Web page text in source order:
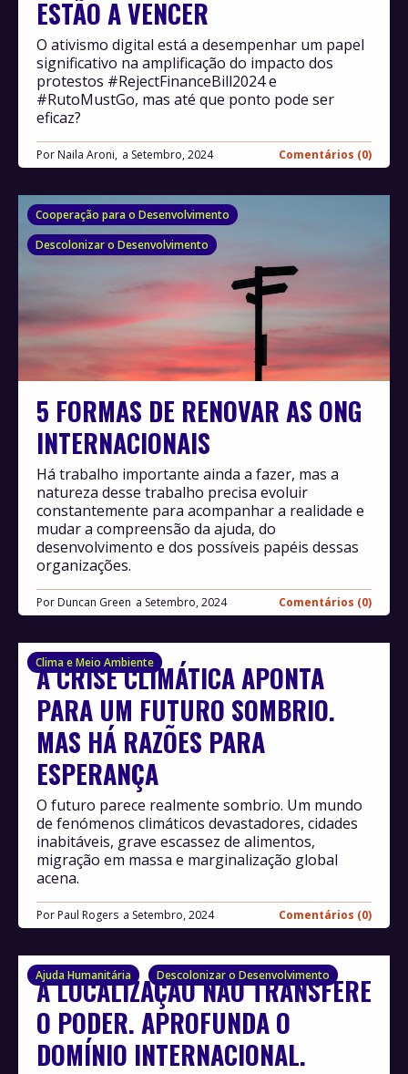
ESTÃO A VENCER
Por Naila Aroni, Setembro, 2024 Comentários (0)
O ativismo digital está a desempenhar um papel
significativo na amplificação do impacto dos
protestos #RejectFinanceBill2024 e
#RutoMustGo, mas até que ponto pode ser
eficaz?
Cooperação para o Desenvolvimento
Descolonizar o Desenvolvimento
5 FORMAS DE RENOVAR AS ONG
INTERNACIONAIS
Por Duncan Green Setembro, 2024 Comentários (0)
Há trabalho importante ainda a fazer, mas a
natureza desse trabalho precisa evoluir
constantemente para acompanhar a realidade e
mudar a compreensão da ajuda, do
desenvolvimento e dos possíveis papéis dessas
organizações.
Clima e Meio Ambiente
A CRISE CLIMÁTICA APONTA
PARA UM FUTURO SOMBRIO.
MAS HÁ RAZÕES PARA
ESPERANÇA
Por Paul Rogers Setembro, 2024 Comentários (0)
O futuro parece realmente sombrio. Um mundo
de fenómenos climáticos devastadores, cidades
inabitáveis, grave escassez de alimentos,
migração em massa e marginalização global
acena.
Ajuda Humanitária Descolonizar o Desenvolvimento
A LOCALIZAÇÃO NÃO TRANSFERE
O PODER. APROFUNDA O
DOMÍNIO INTERNACIONAL.